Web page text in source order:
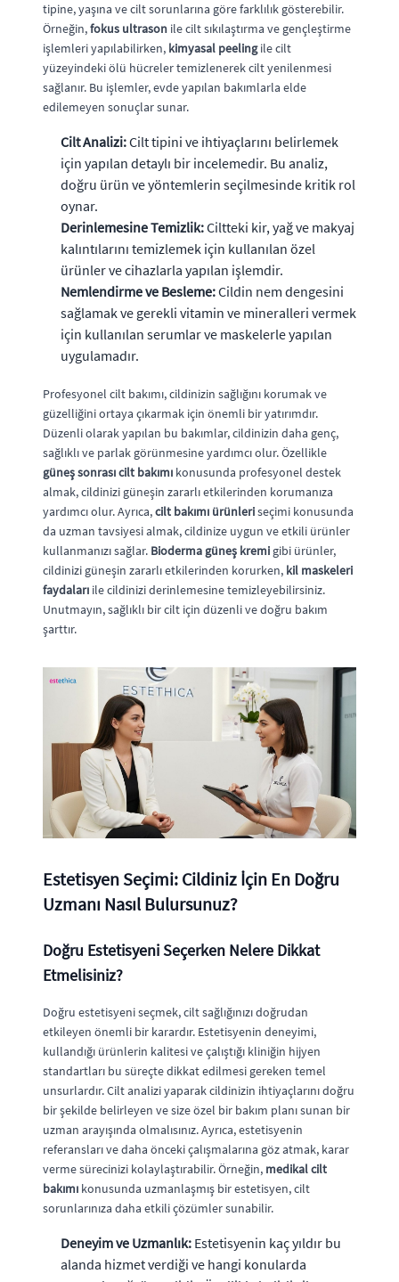
tipine, yaşına ve cilt sorunlarına göre farklılık gösterebilir.
Örneğin,fokus ultrason ile cilt sıkılaştırma ve gençleştirme
işlemleri yapılabilirken, kimyasal peelingile cilt
yüzeyindeki ölü hücreler temizlenerek cilt yenilenmesi
sağlanır. Bu işlemler, evde yapılan bakımlarla elde
edilemeyen sonuçlar sunar.
Cilt Analizi:Cilt tipini ve ihtiyaçlarını belirlemek
için yapılan detaylı bir incelemedir. Bu analiz,
doğru ürün ve yöntemlerin seçilmesinde kritik rol
oynar.
Derinlemesine Temizlik:Ciltteki kir, yağ ve makyaj
kalıntılarını temizlemek için kullanılan özel
ürünler ve cihazlarla yapılan işlemdir.
Nemlendirme ve Besleme:Cildin nem dengesini
sağlamak ve gerekli vitamin ve mineralleri vermek
için kullanılan serumlar ve maskelerle yapılan
uygulamadır.
Profesyonel cilt bakımı, cildinizin sağlığını korumak ve
güzelliğini ortaya çıkarmak için önemli bir yatırımdır.
Düzenli olarak yapılan bu bakımlar, cildinizin daha genç,
sağlıklı ve parlak görünmesine yardımcı olur. Özellikle
güneş sonrası cilt bakımı konusunda profesyonel destek
almak, cildinizi güneşin zararlı etkilerinden korumanıza
yardımcı olur. Ayrıca,cilt bakımı ürünleriseçimi konusunda
da uzman tavsiyesi almak, cildinize uygun ve etkili ürünler
kullanmanızı sağlar. Bioderma güneş kremi gibi ürünler,
cildinizi güneşin zararlı etkilerinden korurken, kil maskeleri
faydaları ile cildinizi derinlemesine temizleyebilirsiniz.
Unutmayın, sağlıklı bir cilt için düzenli ve doğru bakım
şarttır.
Estetisyen Seçimi: Cildiniz İçin En Doğru
Uzmanı Nasıl Bulursunuz?
Doğru Estetisyeni Seçerken Nelere Dikkat
Etmelisiniz?
Doğru estetisyeni seçmek, cilt sağlığınızı doğrudan
etkileyen önemli bir karardır. Estetisyenin deneyimi,
kullandığı ürünlerin kalitesi ve çalıştığı kliniğin hijyen
standartları bu süreçte dikkat edilmesi gereken temel
unsurlardır. Cilt analizi yaparak cildinizin ihtiyaçlarını doğru
bir şekilde belirleyen ve size özel bir bakım planı sunan bir
uzman arayışında olmalısınız. Ayrıca, estetisyenin
referansları ve daha önceki çalışmalarına göz atmak, karar
verme sürecinizi kolaylaştırabilir. Örneğin, medikal cilt
bakımı konusunda uzmanlaşmış bir estetisyen, cilt
sorunlarınıza daha etkili çözümler sunabilir.
Deneyim ve Uzmanlık: Estetisyenin kaç yıldır bu
alanda hizmet verdiği ve hangi konularda